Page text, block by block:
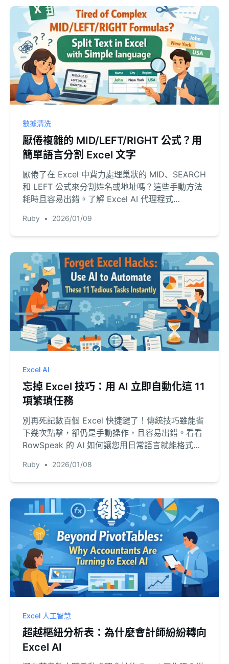
數據清洗
厭倦複雜的 MID/LEFT/RIGHT 公式？用
簡單語言分割 Excel 文字
厭倦了在 Excel 中費力處理巢狀的 MID、SEARCH
和 LEFT 公式來分割姓名或地址嗎？這些手動方法
耗時且容易出錯。了解 Excel AI 代理程式
複雜的文字分割。
Ruby • 2026/01/09
Excel AI
忘掉 Excel 技巧：用 AI 立即自動化這 11
項繁瑣任務
別再死記數百個 Excel 快捷鍵了！傳統技巧雖能省
下幾次點擊，卻仍是手動操作，且容易出錯。看看
RowSpeak 的 AI 如何讓您用日常語言就能格式化
率。
Ruby • 2026/01/08
Excel 人工智慧
超越樞紐分析表：為什麼會計師紛紛轉向
Excel AI